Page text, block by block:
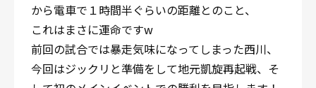
から電車で１時間半ぐらいの距離とのこと、
これはまさに運命ですw
前回の試合では暴走気味になってしまった西川、
今回はジックリと準備をして地元凱旋再起戦、そ